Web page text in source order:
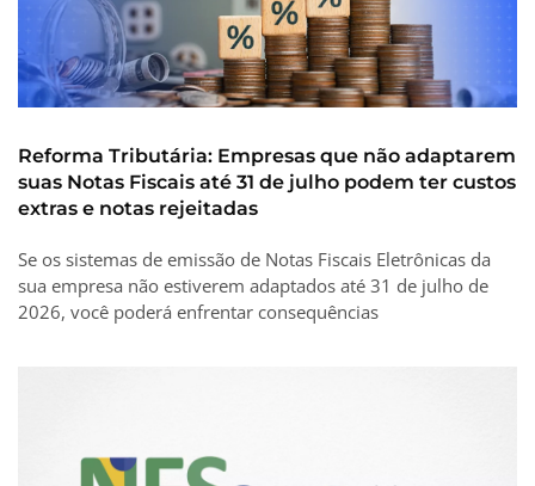
Reforma Tributária: Empresas que não adaptarem
suas Notas Fiscais até 31 de julho podem ter custos
extras e notas rejeitadas
Se os sistemas de emissão de Notas Fiscais Eletrônicas da
sua empresa não estiverem adaptados até 31 de julho de
2026, você poderá enfrentar consequências